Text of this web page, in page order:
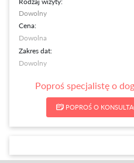
Dowolny
Cena:
Zakres dat:
Poproś specjalistę o
POPROŚ O